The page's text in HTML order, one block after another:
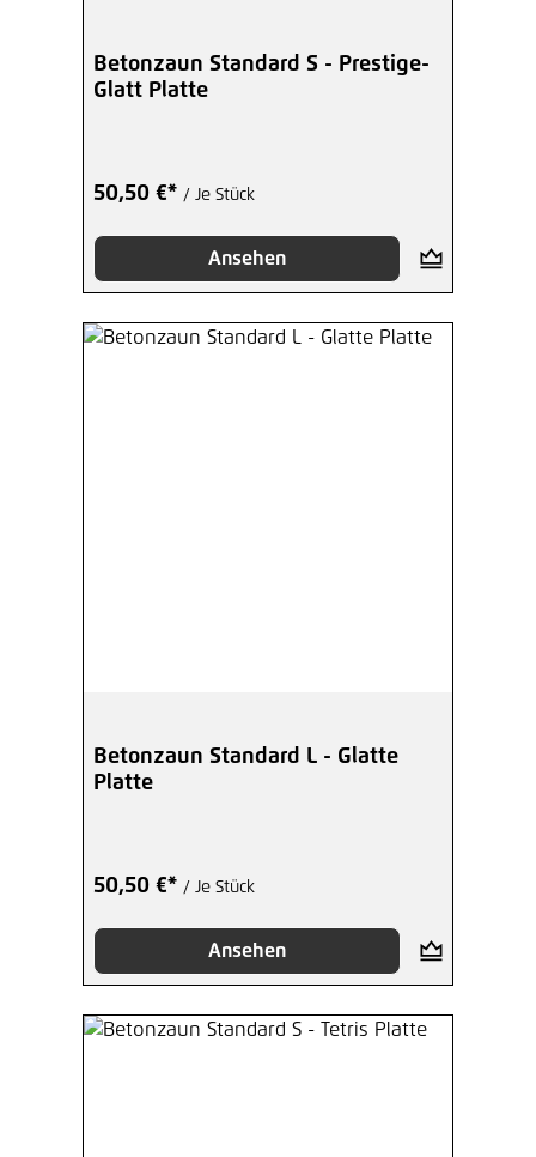
Betonzaun Standard S - Prestige-
Glatt Platte
50,50 €* / Je Stück
Ansehen
Betonzaun Standard L - Glatte
Platte
50,50 €* / Je Stück
Ansehen